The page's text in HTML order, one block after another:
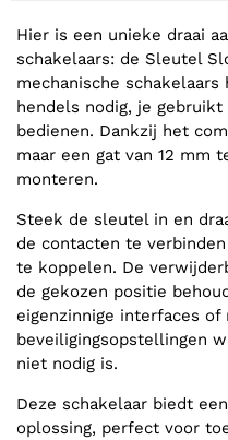
Hier is een unieke draai
schakelaars: de Sleutel
mechanische
hendels nodig, je
bedienen. Dankzij het
maar een gat van 12 mm
monteren.
Steek de sleutel in en
de contacten te
te koppelen. De
de gekozen positie
eigenzinnige interfaces of
beveiligingsopstellingen
niet nodig is.
Deze schakelaar biedt
oplossing, perfect voor